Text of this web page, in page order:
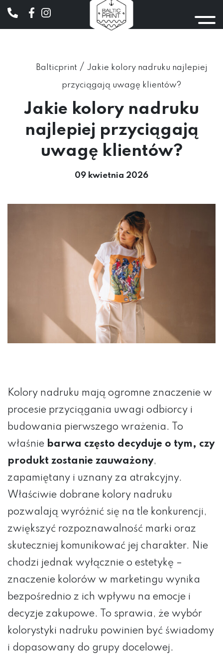
Balticprint / Jakie kolory nadruku najlepiej
przyciągają uwagę klientów?
Jakie kolory nadruku
najlepiej przyciągają
uwagę klientów?
09 kwietnia 2026
Kolory nadruku mają ogromne znaczenie w
procesie przyciągania uwagi odbiorcy i
budowania pierwszego wrażenia. To
właśnie barwa często decyduje o tym, czy
produkt zostanie zauważony,
zapamiętany i uznany za atrakcyjny.
Właściwie dobrane kolory nadruku
pozwalają wyróżnić się na tle konkurencji,
zwiększyć rozpoznawalność marki oraz
skuteczniej komunikować jej charakter. Nie
chodzi jednak wyłącznie o estetykę –
znaczenie kolorów w marketingu wynika
bezpośrednio z ich wpływu na emocje i
decyzje zakupowe. To sprawia, że wybór
kolorystyki nadruku powinien być świadomy
i dopasowany do grupy docelowej.